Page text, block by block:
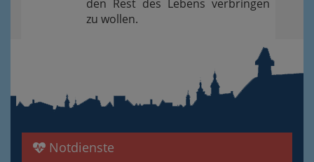
den Rest des Lebens verbringen
zu wollen.
Notdienste